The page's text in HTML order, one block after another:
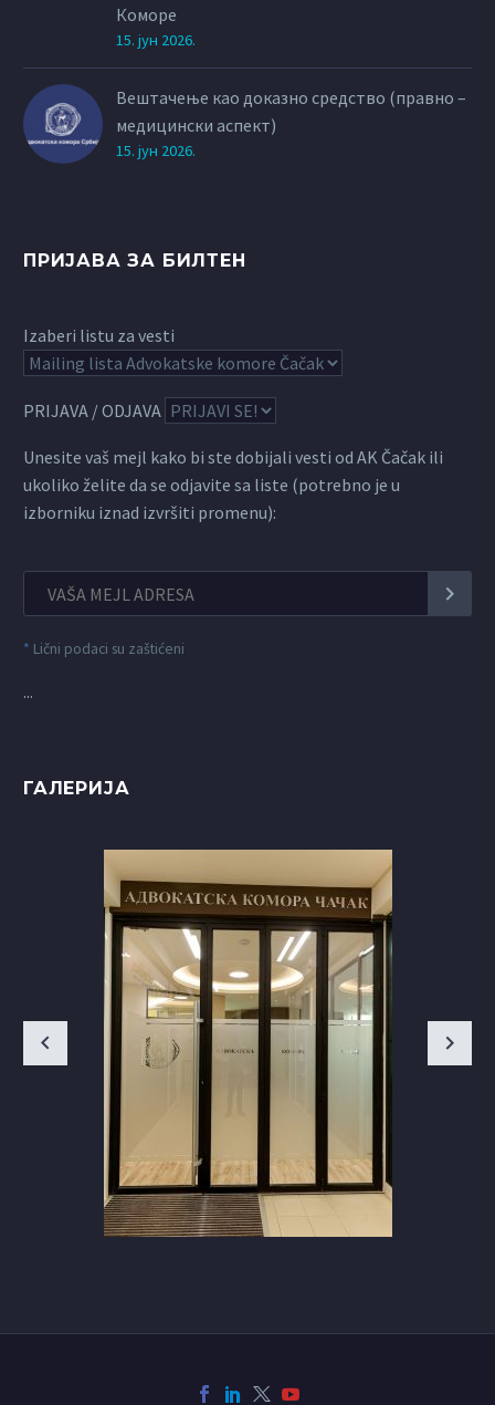
Коморе
15. јун 2026.
Вештачење као доказно средство (правно –
медицински аспект)
15. јун 2026.
ПРИЈАВА ЗА БИЛТЕН
Izaberi listu za vesti
PRIJAVA / ODJAVA
Unesite vaš mejl kako bi ste dobijali vesti od AK Čačak ili
ukoliko želite da se odjavite sa liste (potrebno je u
izborniku iznad izvršiti promenu):
* Lični podaci su zaštićeni
...
ГАЛЕРИЈА